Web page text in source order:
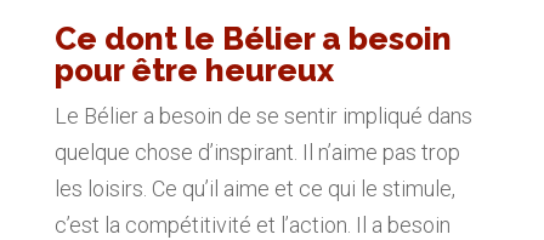
Ce dont le Bélier a besoin
pour être heureux
Le Bélier a besoin de se sentir impliqué dans
quelque chose d’inspirant. Il n’aime pas trop
les loisirs. Ce qu’il aime et ce qui le stimule,
c’est la compétitivité et l’action. Il a besoin